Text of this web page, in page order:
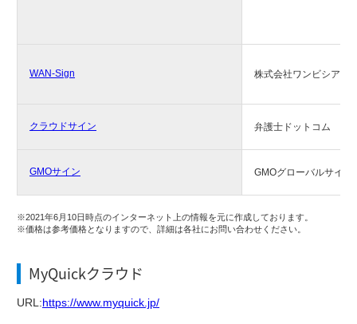
WAN-Sign 株式会社ワンビシアー
クラウドサイン 弁護士ドットコム
GMOサイン GMOグローバルサイ
※2021年6月10日時点のインターネット上の情報を元に作成しております。
※価格は参考価格となりますので、詳細は各社にお問い合わせください。
MyQuickクラウド
URL:https://www.myquick.jp/